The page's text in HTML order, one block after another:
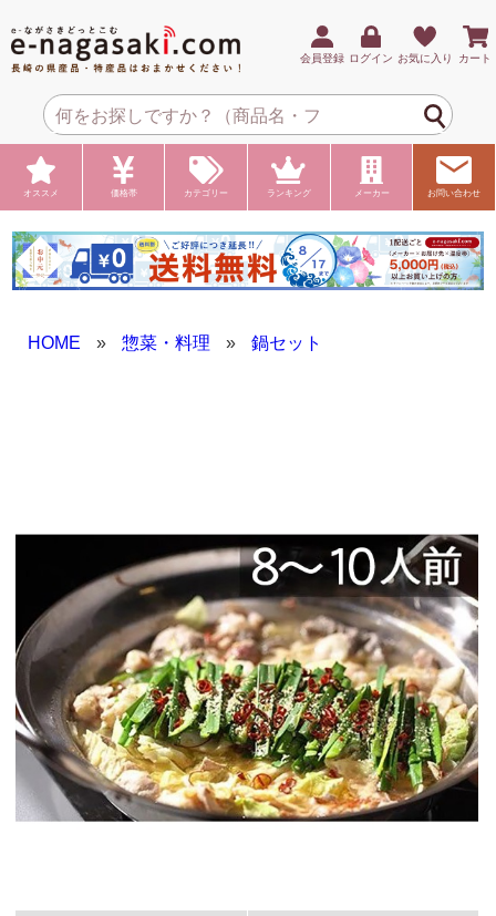
会員登録 ログイン お気に入り カート
オススメ 価格帯 カテゴリー ランキング メーカー お問い合わせ
HOME » 惣菜・料理 » 鍋セット